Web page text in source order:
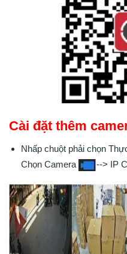
Cài đặt thêm
Nhấp chuột phải chọn
Chọn Camera
--> IP